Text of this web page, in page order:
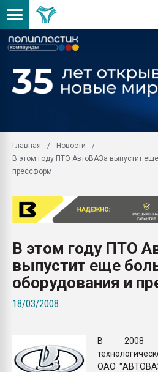
Главная
Новости
В этом году ПТО АвтоВАЗа выпустит
прессформ
В этом году ПТО
выпустит еще
оборудования и
18/03/2008
В 2008
ОАО